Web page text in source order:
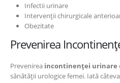
Infectii urinare
Intervenții chirurgicale
Obezitate
Prevenirea
Prevenirea incontinenței urinare
sănătății urologice femei. Iată